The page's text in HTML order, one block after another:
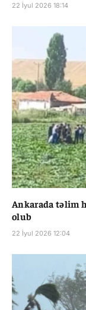
22 İyul 2026 18:14
Ankarada təlim
olub
22 İyul 2026 12:04